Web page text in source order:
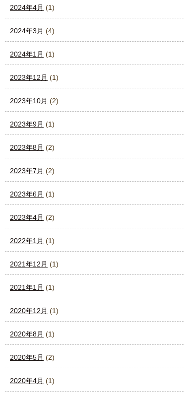
2024年4月 (1)
2024年3月 (4)
2024年1月 (1)
2023年12月 (1)
2023年10月 (2)
2023年9月 (1)
2023年8月 (2)
2023年7月 (2)
2023年6月 (1)
2023年4月 (2)
2022年1月 (1)
2021年12月 (1)
2021年1月 (1)
2020年12月 (1)
2020年8月 (1)
2020年5月 (2)
2020年4月 (1)